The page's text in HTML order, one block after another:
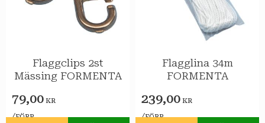
Flaggclips 2st
Mässing FORMENTA
79,00 KR
/FÖRP
Flagglina 34m
FORMENTA
239,00 KR
/FÖRP